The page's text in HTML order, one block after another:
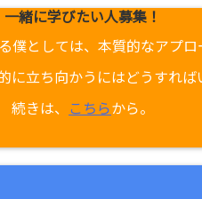
一緒に学びたい人募集！
僕としては、本質的なアプロ
に立ち向かうにはどうすれば
続きは、 こちらから。